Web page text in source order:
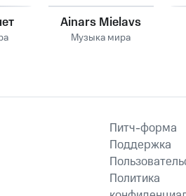
Ainars Mielavs
Музыка мира
Питч-форма
Поддержка
Политика